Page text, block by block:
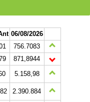
06/08/2026
756.7083
871,8944
5.158,98
2.390.884